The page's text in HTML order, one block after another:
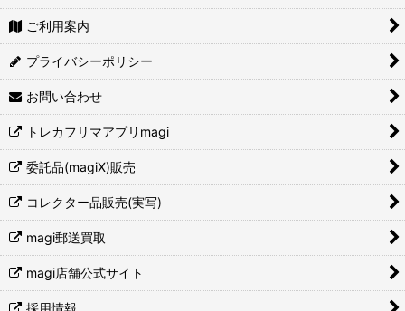
ご利用案内
プライバシーポリシー
お問い合わせ
トレカフリマアプリmagi
委託品(magiX)販売
コレクター品販売(実写)
magi郵送買取
magi店舗公式サイト